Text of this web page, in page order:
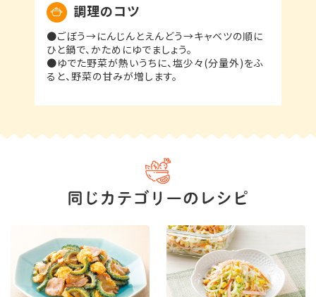
調理のコツ
●ごぼう→にんじんとえんどう→キャベツの順に
ひと鍋で、かためにゆでましょう。
●ゆでた野菜が熱いうちに、塩少々(分量外)をふ
ると、野菜の甘みが増します。